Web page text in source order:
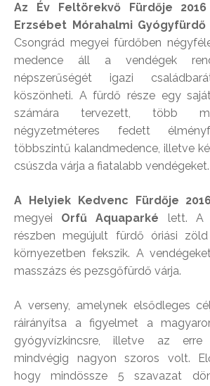
Az Év Feltörekvő Fürdője 2016
Erzsébet Mórahalmi Gyógyfürdő
Csongrád megyei fürdőben
medence áll a vendégek
népszerűségét igazi
köszönheti. A fürdő része egy
számára tervezett, több
négyzetméteres fedett
többszintű kalandmedence, illetve
csúszda várja a fiatalabb vendégeket.
A Helyiek Kedvenc Fürdője 2016
megyei Orfű Aquaparké lett. A
részben megújult fürdő óriási
környezetben fekszik. A
masszázs és pezsgőfürdő várja.
A verseny, amelynek elsődleges
ráirányítsa a figyelmet a
gyógyvízkincsre, illetve az
mindvégig nagyon szoros volt.
hogy mindössze 5 szavazat